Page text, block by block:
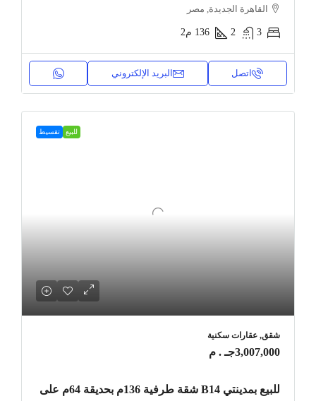
القاهرة الجديدة, مصر
3
2
136 م2
اتصل البريد الإلكتروني
للبيع تقسيط
شقق, عقارات سكنية
3,007,000جـ . م
للبيع بمدينتي B14 شقة طرفية 136م بحديقة 64م على